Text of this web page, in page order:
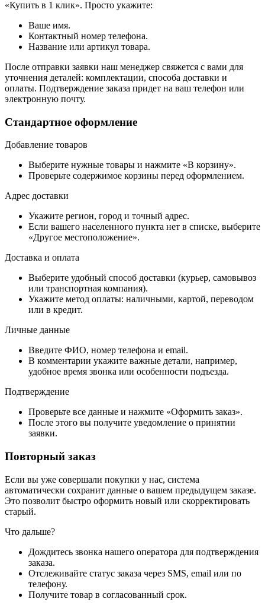
«Купить в 1 клик». Просто укажите:
Ваше имя.
Контактный номер телефона.
Название или артикул товара.
После отправки заявки наш менеджер свяжется с вами для
уточнения деталей: комплектации, способа доставки и
оплаты. Подтверждение заказа придет на ваш телефон или
электронную почту.
Стандартное оформление
Добавление товаров
Выберите нужные товары и нажмите «В корзину».
Проверьте содержимое корзины перед оформлением.
Адрес доставки
Укажите регион, город и точный адрес.
Если вашего населенного пункта нет в списке, выберите
«Другое местоположение».
Доставка и оплата
Выберите удобный способ доставки (курьер, самовывоз
или транспортная компания).
Укажите метод оплаты: наличными, картой, переводом
или в кредит.
Личные данные
Введите ФИО, номер телефона и email.
В комментарии укажите важные детали, например,
удобное время звонка или особенности подъезда.
Подтверждение
Проверьте все данные и нажмите «Оформить заказ».
После этого вы получите уведомление о принятии
заявки.
Повторный заказ
Если вы уже совершали покупки у нас, система
автоматически сохранит данные о вашем предыдущем заказе.
Это позволит быстро оформить новый или скорректировать
старый.
Что дальше?
Дождитесь звонка нашего оператора для подтверждения
заказа.
Отслеживайте статус заказа через SMS, email или по
телефону.
Получите товар в согласованный срок.